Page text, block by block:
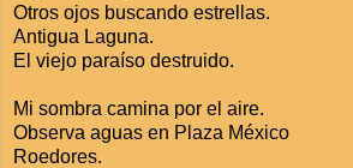
Otros ojos buscando estrellas.
Antigua Laguna.
El viejo paraíso destruido.
Mi sombra camina por el aire.
Observa aguas en Plaza México
Roedores.